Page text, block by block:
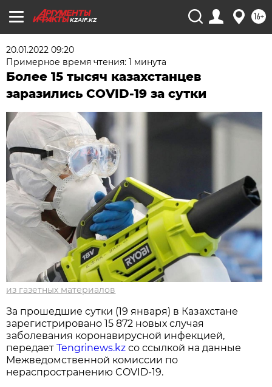
KZAIF.KZ 16+
20.01.2022 09:20
Примерное время чтения: 1 минута
Более 15 тысяч казахстанцев
заразились COVID-19 за сутки
из газетных материалов
За прошедшие сутки (19 января) в Казахстане
зарегистрировано 15 872 новых случая
заболевания коронавирусной инфекцией,
передаетTengrinews.kz со ссылкой на данные
Межведомственной комиссии по
нераспространению COVID-19.